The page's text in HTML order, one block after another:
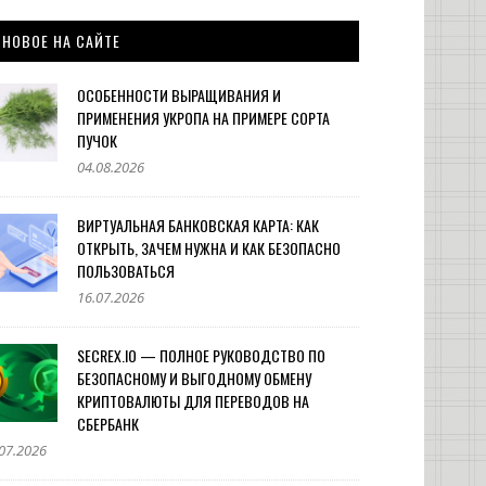
НОВОЕ НА САЙТЕ
ОСОБЕННОСТИ ВЫРАЩИВАНИЯ И
ПРИМЕНЕНИЯ УКРОПА НА ПРИМЕРЕ СОРТА
ПУЧОК
04.08.2026
ВИРТУАЛЬНАЯ БАНКОВСКАЯ КАРТА: КАК
ОТКРЫТЬ, ЗАЧЕМ НУЖНА И КАК БЕЗОПАСНО
ПОЛЬЗОВАТЬСЯ
16.07.2026
SECREX.IO — ПОЛНОЕ РУКОВОДСТВО ПО
БЕЗОПАСНОМУ И ВЫГОДНОМУ ОБМЕНУ
КРИПТОВАЛЮТЫ ДЛЯ ПЕРЕВОДОВ НА
СБЕРБАНК